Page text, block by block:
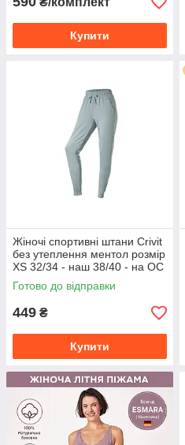
Купити
Жіночі спортивні штани Crivit
без утеплення ментол розмір
XS 32/34 - наш 38/40 - на ОС
80-85 см
Готово до відправки
449 ₴
Купити